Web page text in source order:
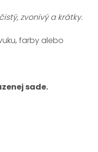
čistý, zvonivý a krátky.
farby alebo
sade.